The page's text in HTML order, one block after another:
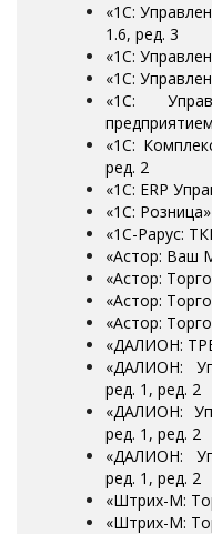
«1С:
1.6, ред. 3
«1С:
«1С:
«1С:
«1С:
ред. 2
«1С: ERP
«1С:
«1С-Рарус:
«Астор: Ваш
«Астор:
«Астор:
«Астор:
«ДАЛИОН:
«ДАЛИОН:
ред. 1, ред. 2
«ДАЛИОН:
ред. 1, ред. 2
«ДАЛИОН:
ред. 1, ред. 2
«Штрих-М:
«Штрих-М: